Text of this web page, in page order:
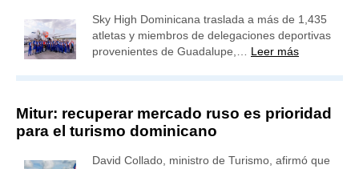
Sky High Dominicana traslada a más de 1,435
atletas y miembros de delegaciones deportivas
provenientes de Guadalupe,… Leer más
Mitur: recuperar mercado ruso es prioridad
para el turismo dominicano
David Collado, ministro de Turismo, afirmó que